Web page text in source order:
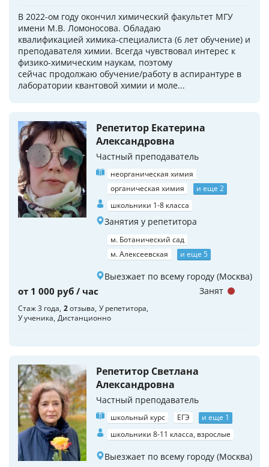
В 2022-ом году окончил химический факультет МГУ
имени М.В. Ломоносова. Обладаю
квалификацией химика-специалиста (6 лет обучение) и
преподавателя химии. Всегда чувствовал интерес к
физико-химическим наукам, поэтому
сейчас продолжаю обучение/работу в аспирантуре в
лаборатории квантовой химии и моле...
Репетитор Екатерина
Александровна
Частный преподаватель
неорганическая химия
органическая химия
и еще 2
школьники 1-8 класса
Занятия у репетитора
м. Ботанический сад
м. Алексеевская
и еще 5
Выезжает по всему городу (Москва)
от 1 000 руб / час
Стаж 3 года 2отзыва У репетитора
У ученика Дистанционно
Занят
Репетитор Светлана
Александровна
Частный преподаватель
школьный курс ЕГЭ
и еще 1
школьники 8-11 класса, взрослые
Выезжает по всему городу (Москва)